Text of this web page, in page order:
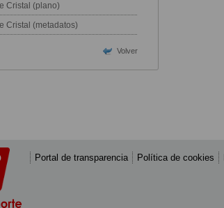
Cristal (plano)
Cristal (metadatos)
Volver
Portal de transparencia Política de cookies